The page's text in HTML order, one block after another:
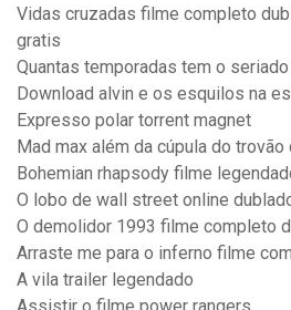
Vidas cruzadas filme completo
gratis
Quantas temporadas tem o
Download alvin e os esquilos na
Expresso polar torrent magnet
Mad max além da cúpula do trovão
Bohemian rhapsody filme
O lobo de wall street online
O demolidor 1993 filme completo
Arraste me para o inferno filme
A vila trailer legendado